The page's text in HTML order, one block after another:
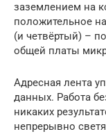
заземлением на
положительное
(и четвёртый) –
общей платы
Адресная лента
данных. Работа
никаких
непрерывно